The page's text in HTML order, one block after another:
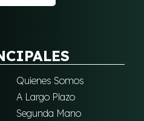
Quienes Somos
A Largo Plazo
Segunda Mano